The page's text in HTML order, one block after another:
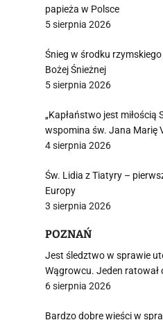
papieża w Polsce
5 sierpnia 2026
Śnieg w środku
Bożej Śnieżnej
5 sierpnia 2026
„Kapłaństwo jest miłością
wspomina św. Jana Marię
4 sierpnia 2026
Św. Lidia z Tiatyry –
Europy
3 sierpnia 2026
POZNAŃ
Jest śledztwo w sprawie
Wągrowcu. Jeden ratował
6 sierpnia 2026
Bardzo dobre wieści w